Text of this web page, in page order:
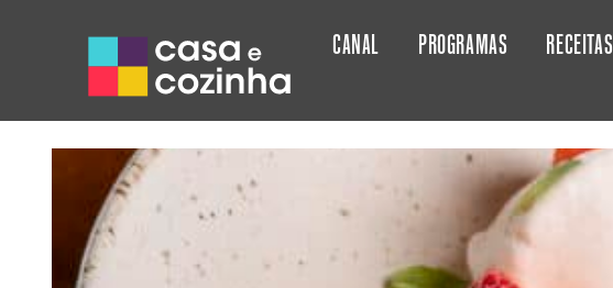
CANAL PROGRAMAS RECEITAS